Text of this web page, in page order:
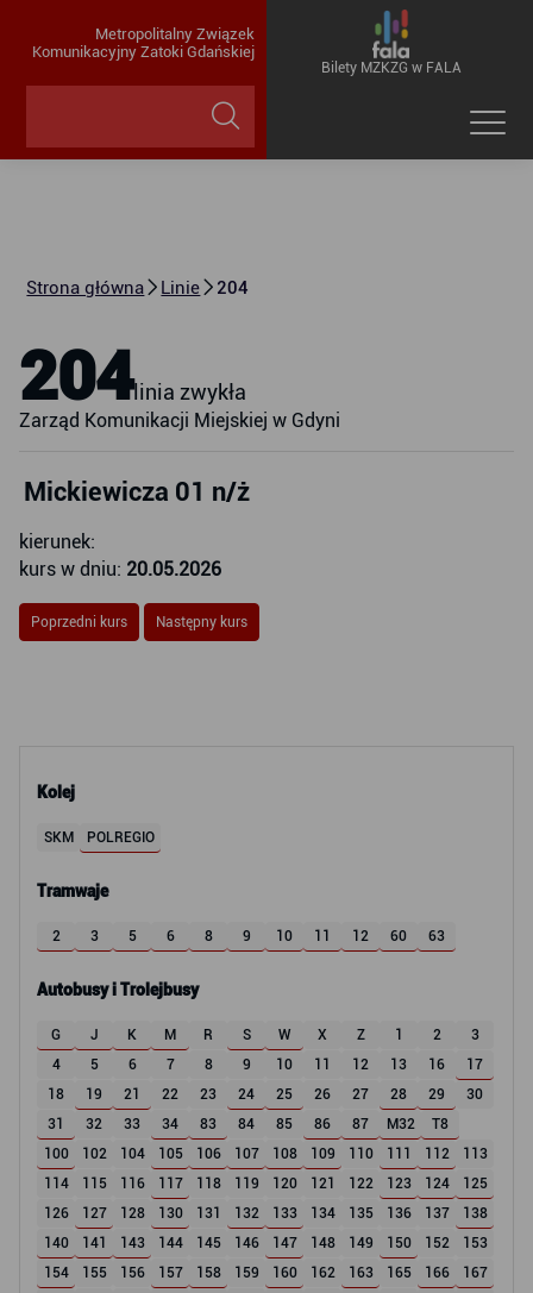
Metropolitalny Związek
Komunikacyjny Zatoki Gdańskiej
Bilety MZKZG w FALA
Strona główna Linie 204
Kolej
SKM POLREGIO
Tramwaje
2 3 5 6 8 9 10 11 12 60 63
Autobusy i Trolejbusy
G J K M R S W X Z 1 2
3
4
5 6 7 8 9 10 11 12 13 16
17
18
19 21 22 23 24 25 26 27 28 29
30
31
32 33 34 83 84 85 86 87 M32
T8
100
102 104 105 106 107 108 109 110 111 112
113
114
115 116 117 118 119 120 121 122 123 124
125
126
127 128 130 131 132 133 134 135 136 137
138
140
141 143 144 145 146 147 148 149 150 152
153
154
155 156 157 158 159 160 162 163 165 166
167
204linia zwykła
Zarząd Komunikacji Miejskiej w Gdyni
Mickiewicza 01 n/ż
kierunek:
kurs w dniu: 20.05.2026
Poprzedni kurs Następny kurs